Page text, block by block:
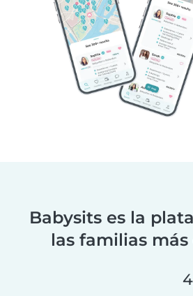
Babysits es la
las familias